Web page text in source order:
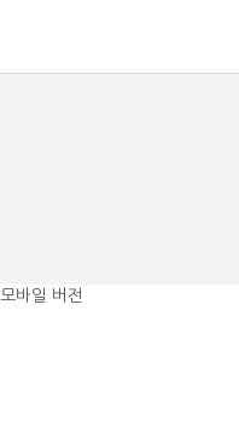
모바일 버전